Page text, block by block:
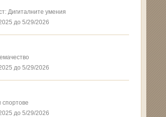
Дигиталните умения
до 5/29/2026
до 5/29/2026
спортове
до 5/29/2026